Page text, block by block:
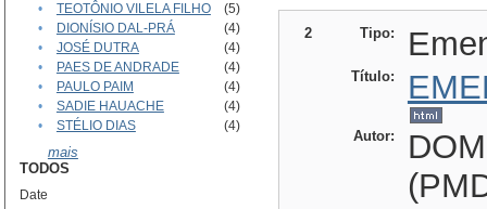
•
TEOTÔNIO VILELA FILHO
(5)
•
DIONÍSIO DAL-PRÁ
(4)
•
JOSÉ DUTRA
(4)
•
PAES DE ANDRADE
(4)
•
PAULO PAIM
(4)
•
SADIE HAUACHE
(4)
•
STÉLIO DIAS (4)
mais
TODOS
Date
2 Tipo:
Título:
Autor: